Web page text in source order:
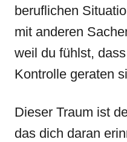
beruflichen
mit anderen
weil du fühlst,
Kontrolle geraten
Dieser Traum ist
das dich daran